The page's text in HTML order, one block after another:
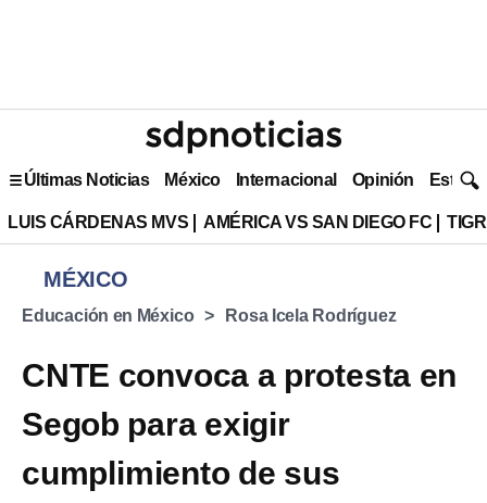
Últimas Noticias México Internacional Opinión Estilo
LUIS CÁRDENAS MVS AMÉRICA VS SAN DIEGO FC
MÉXICO
Educación en México Rosa Icela Rodríguez
CNTE convoca a protesta en
Segob para exigir
cumplimiento de sus